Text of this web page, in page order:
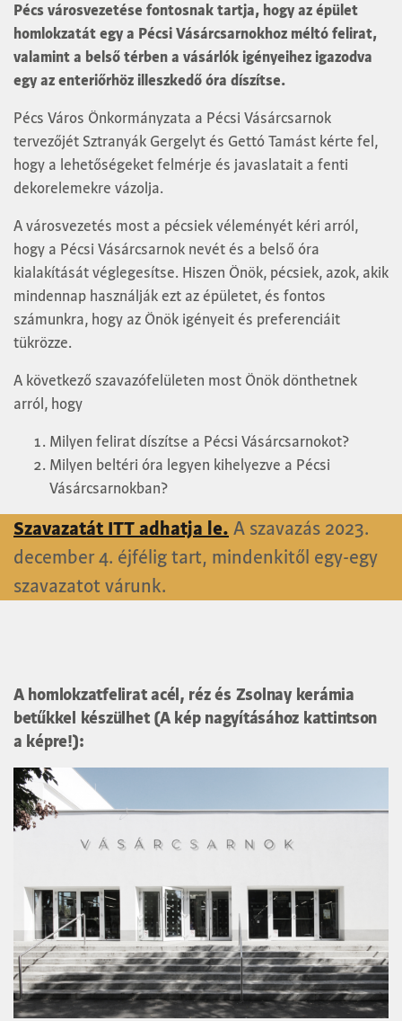
Pécs városvezetése fontosnak tartja, hogy az épület
homlokzatát egy a Pécsi Vásárcsarnokhoz méltó felirat,
valamint a belső térben a vásárlók igényeihez igazodva
egy az enteriőrhöz illeszkedő óra díszítse.
Pécs Város Önkormányzata a Pécsi Vásárcsarnok
tervezőjét Sztranyák Gergelyt és Gettó Tamást kérte fel,
hogy a lehetőségeket felmérje és javaslatait a fenti
dekorelemekre vázolja.
A városvezetés most a pécsiek véleményét kéri arról,
hogy a Pécsi Vásárcsarnok nevét és a belső óra
kialakítását véglegesítse. Hiszen Önök, pécsiek, azok, akik
mindennap használják ezt az épületet, és fontos
számunkra, hogy az Önök igényeit és preferenciáit
tükrözze.
A következő szavazófelületen most Önök dönthetnek
arról, hogy
Milyen felirat díszítse a Pécsi Vásárcsarnokot?
Milyen beltéri óra legyen kihelyezve a Pécsi
Vásárcsarnokban?
Szavazatát ITT adhatja le. A szavazás 2023.
december 4. éjfélig tart, mindenkitől egy-egy
szavazatot várunk.
A homlokzatfelirat acél, réz és Zsolnay kerámia
betűkkel készülhet (A kép nagyításához kattintson
a képre!):